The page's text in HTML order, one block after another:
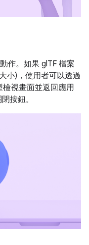
作。如果 glTF 檔案
小)，使用者可以透過
檢視畫面並返回應用
按鈕。